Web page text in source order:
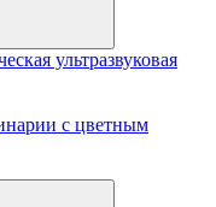
ультразвуковая